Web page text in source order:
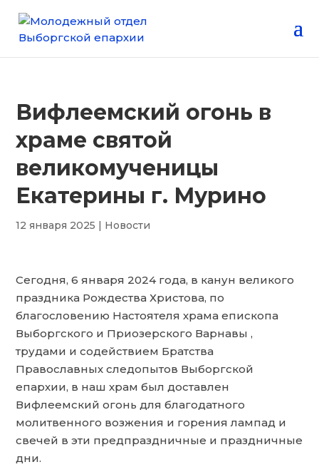
Вифлеемский огонь в
храме святой
великомученицы
Екатерины г. Мурино
12 января 2025 | Новости
Сегодня, 6 января 2024 года, в канун великого
праздника Рождества Христова, по
благословению Настоятеля храма епископа
Выборгского и Приозерского Варнавы ,
трудами и содействием Братства
Православных следопытов Выборгской
епархии, в наш храм был доставлен
Вифлеемский огонь для благодатного
молитвенного возжения и горения лампад и
свечей в эти предпраздничные и праздничные
дни.